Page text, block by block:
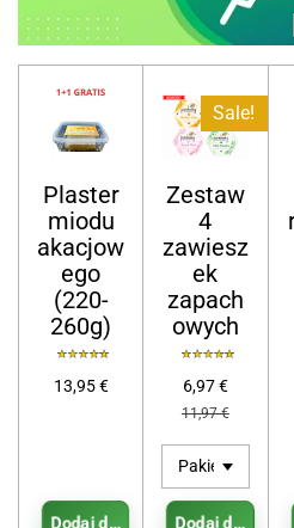
Plaster
miodu
akacjow
ego
(220-
260g)
13,95 €
Dodaj do koszyka
Sale!
Zestaw
4
zawiesz
ek
zapach
owych
6,97 €
11,97 €
Dodaj do